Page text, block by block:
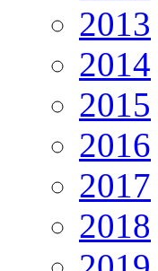
2013
2014
2015
2016
2017
2018